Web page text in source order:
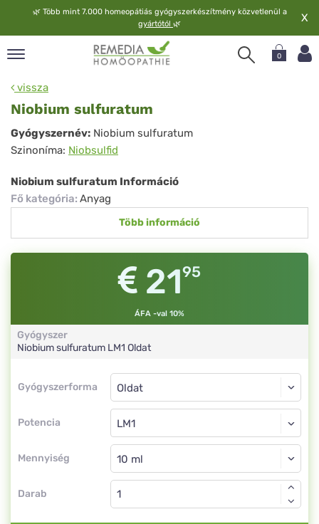
🌿 Több mint 7.000 homeopátiás gyógyszerkészítmény közvetlenül a
gyártótól 🌿 X
0
vissza
Niobium sulfuratum
Niobium
sulfuratum
Gyógyszernév: Niobium sulfuratum
Szinoníma: Niobsulfid
Niobium sulfuratum Információ
Fő kategória: Anyag
Több információ
2195
ÁFA -val 10%
Gyógyszer
Niobium sulfuratum LM1 Oldat
Gyógyszerforma
Gyógyszerforma
Potencia
Oldat
LM1
Mennyiség
Oldat
Darab